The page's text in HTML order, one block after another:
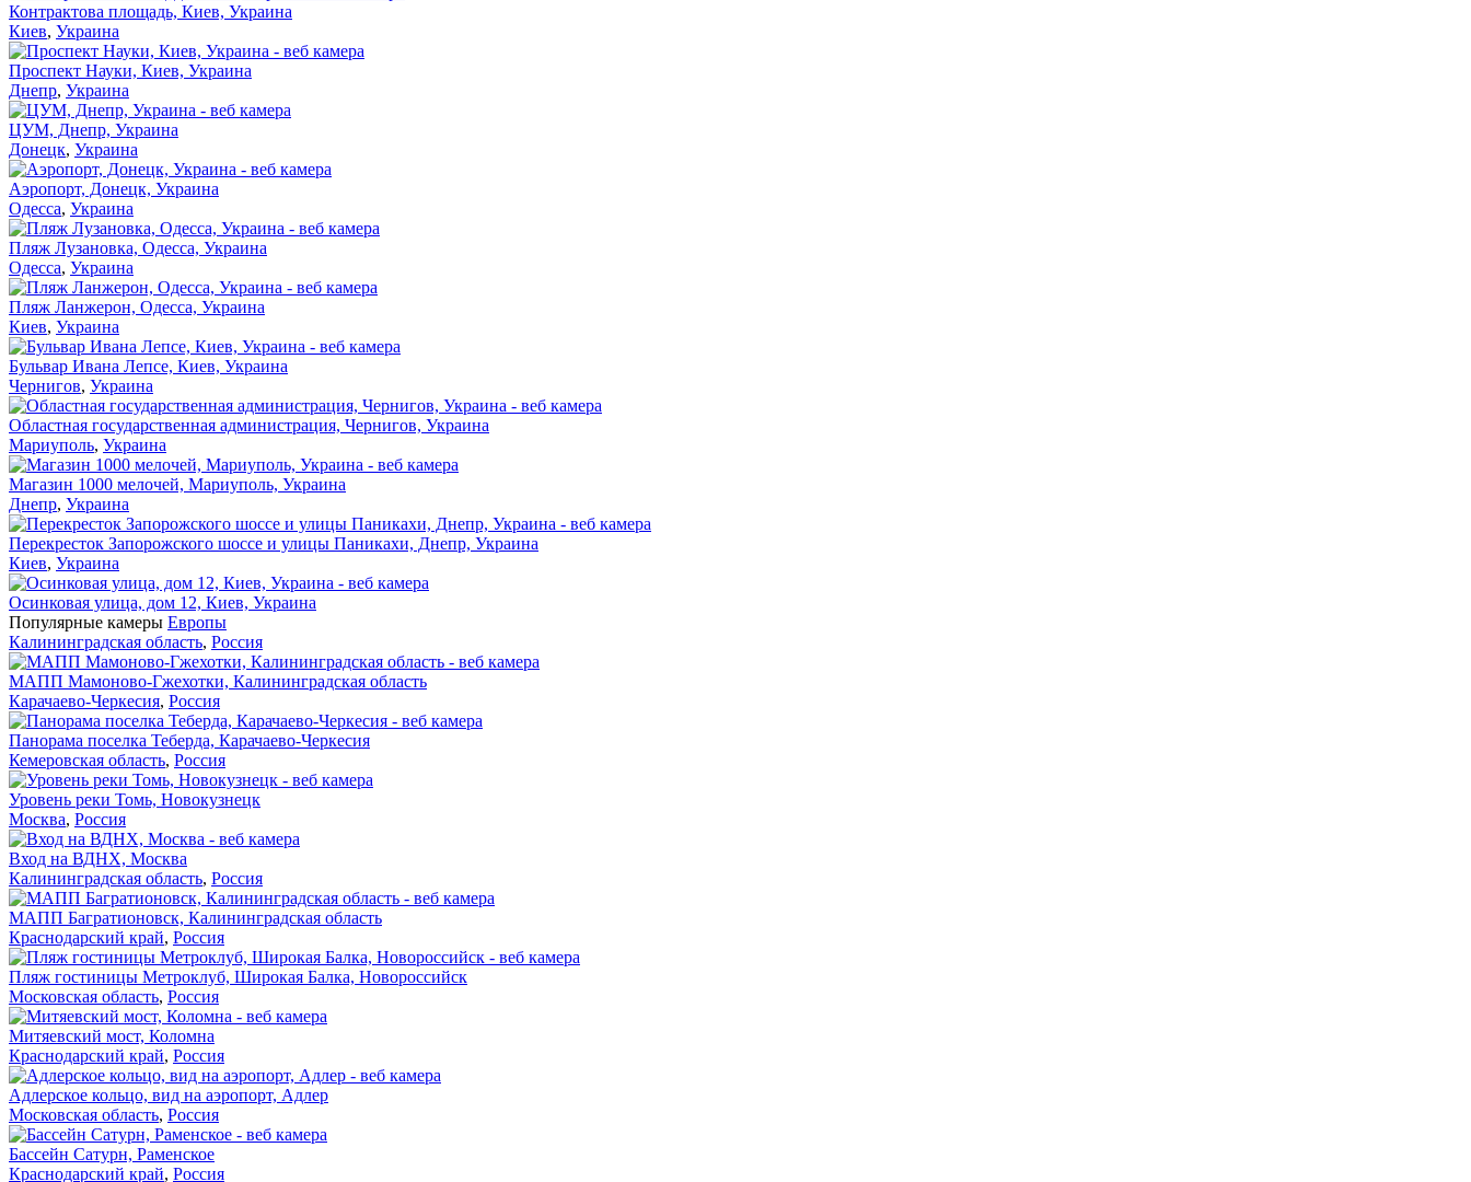
Контрактова площадь, Киев, Украина
Киев, Украина
Проспект Науки, Киев, Украина
Днепр, Украина
ЦУМ, Днепр, Украина
Донецк, Украина
Аэропорт, Донецк, Украина
Одесса, Украина
Пляж Лузановка, Одесса, Украина
Одесса, Украина
Пляж Ланжерон, Одесса, Украина
Киев, Украина
Бульвар Ивана Лепсе, Киев, Украина
Чернигов, Украина
Областная государственная администрация, Чернигов, Украина
Мариуполь, Украина
Магазин 1000 мелочей, Мариуполь, Украина
Днепр, Украина
Перекресток Запорожского шоссе и улицы Паникахи, Днепр, Украина
Киев, Украина
Осинковая улица, дом 12, Киев, Украина
Популярные камеры Европы
Калининградская область, Россия
МАПП Мамоново-Гжехотки, Калининградская область
Карачаево-Черкесия, Россия
Панорама поселка Теберда, Карачаево-Черкесия
Кемеровская область, Россия
Уровень реки Томь, Новокузнецк
Москва, Россия
Вход на ВДНХ, Москва
Калининградская область, Россия
МАПП Багратионовск, Калининградская область
Краснодарский край, Россия
Пляж гостиницы Метроклуб, Широкая Балка, Новороссийск
Московская область, Россия
Митяевский мост, Коломна
Краснодарский край, Россия
Адлерское кольцо, вид на аэропорт, Адлер
Московская область, Россия
Бассейн Сатурн, Раменское
Краснодарский край, Россия